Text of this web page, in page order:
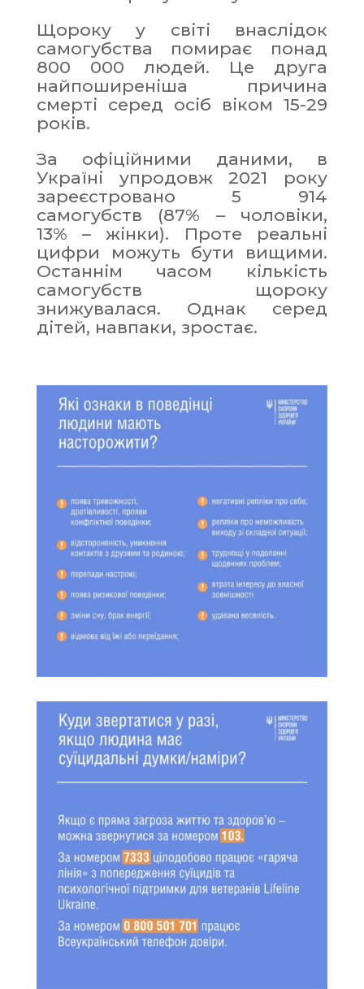
Щороку у світі внаслідок
самогубства помирає понад
800 000 людей. Це друга
найпоширеніша причина
смерті серед осіб віком 15-29
років.
За офіційними даними, в
Україні упродовж 2021 року
зареєстровано 5 914
самогубств (87% – чоловіки,
13% – жінки). Проте реальні
цифри можуть бути вищими.
Останнім часом кількість
самогубств щороку
знижувалася. Однак серед
дітей, навпаки, зростає.